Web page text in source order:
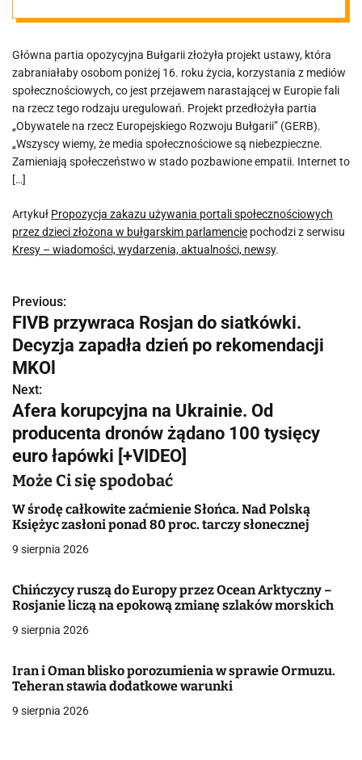
społecznościow
ych przez dzieci
złożona w
bułgarskim
parlamencie
Główna partia opozycyjna Bułgarii złożyła projekt ustawy, która
zabraniałaby osobom poniżej 16. roku życia, korzystania z mediów
społecznościowych, co jest przejawem narastającej w Europie fali
na rzecz tego rodzaju uregulowań. Projekt przedłożyła partia
„Obywatele na rzecz Europejskiego Rozwoju Bułgarii” (GERB).
„Wszyscy wiemy, że media społecznościowe są niebezpieczne.
Zamieniają społeczeństwo w stado pozbawione empatii. Internet to
[…]
Artykuł Propozycja zakazu używania portali społecznościowych
przez dzieci złożona w bułgarskim parlamencie pochodzi z serwisu
Kresy – wiadomości, wydarzenia, aktualności, newsy.
N
a
w
i
g
a
c
j
a
w
p
s
u
Previous:
FIVB przywraca Rosjan do siatkówki.
Decyzja zapadła dzień po rekomendacji
MKOl
Next:
Afera korupcyjna na Ukrainie. Od
producenta dronów żądano 100 tysięcy
euro łapówki [+VIDEO]
Może Ci się spodobać
W środę całkowite zaćmienie Słońca. Nad Polską
Księżyc zasłoni ponad 80 proc. tarczy słonecznej
9 sierpnia 2026
Chińczycy ruszą do Europy przez Ocean Arktyczny –
Rosjanie liczą na epokową zmianę szlaków morskich
9 sierpnia 2026
Iran i Oman blisko porozumienia w sprawie Ormuzu.
Teheran stawia dodatkowe warunki
9 sierpnia 2026